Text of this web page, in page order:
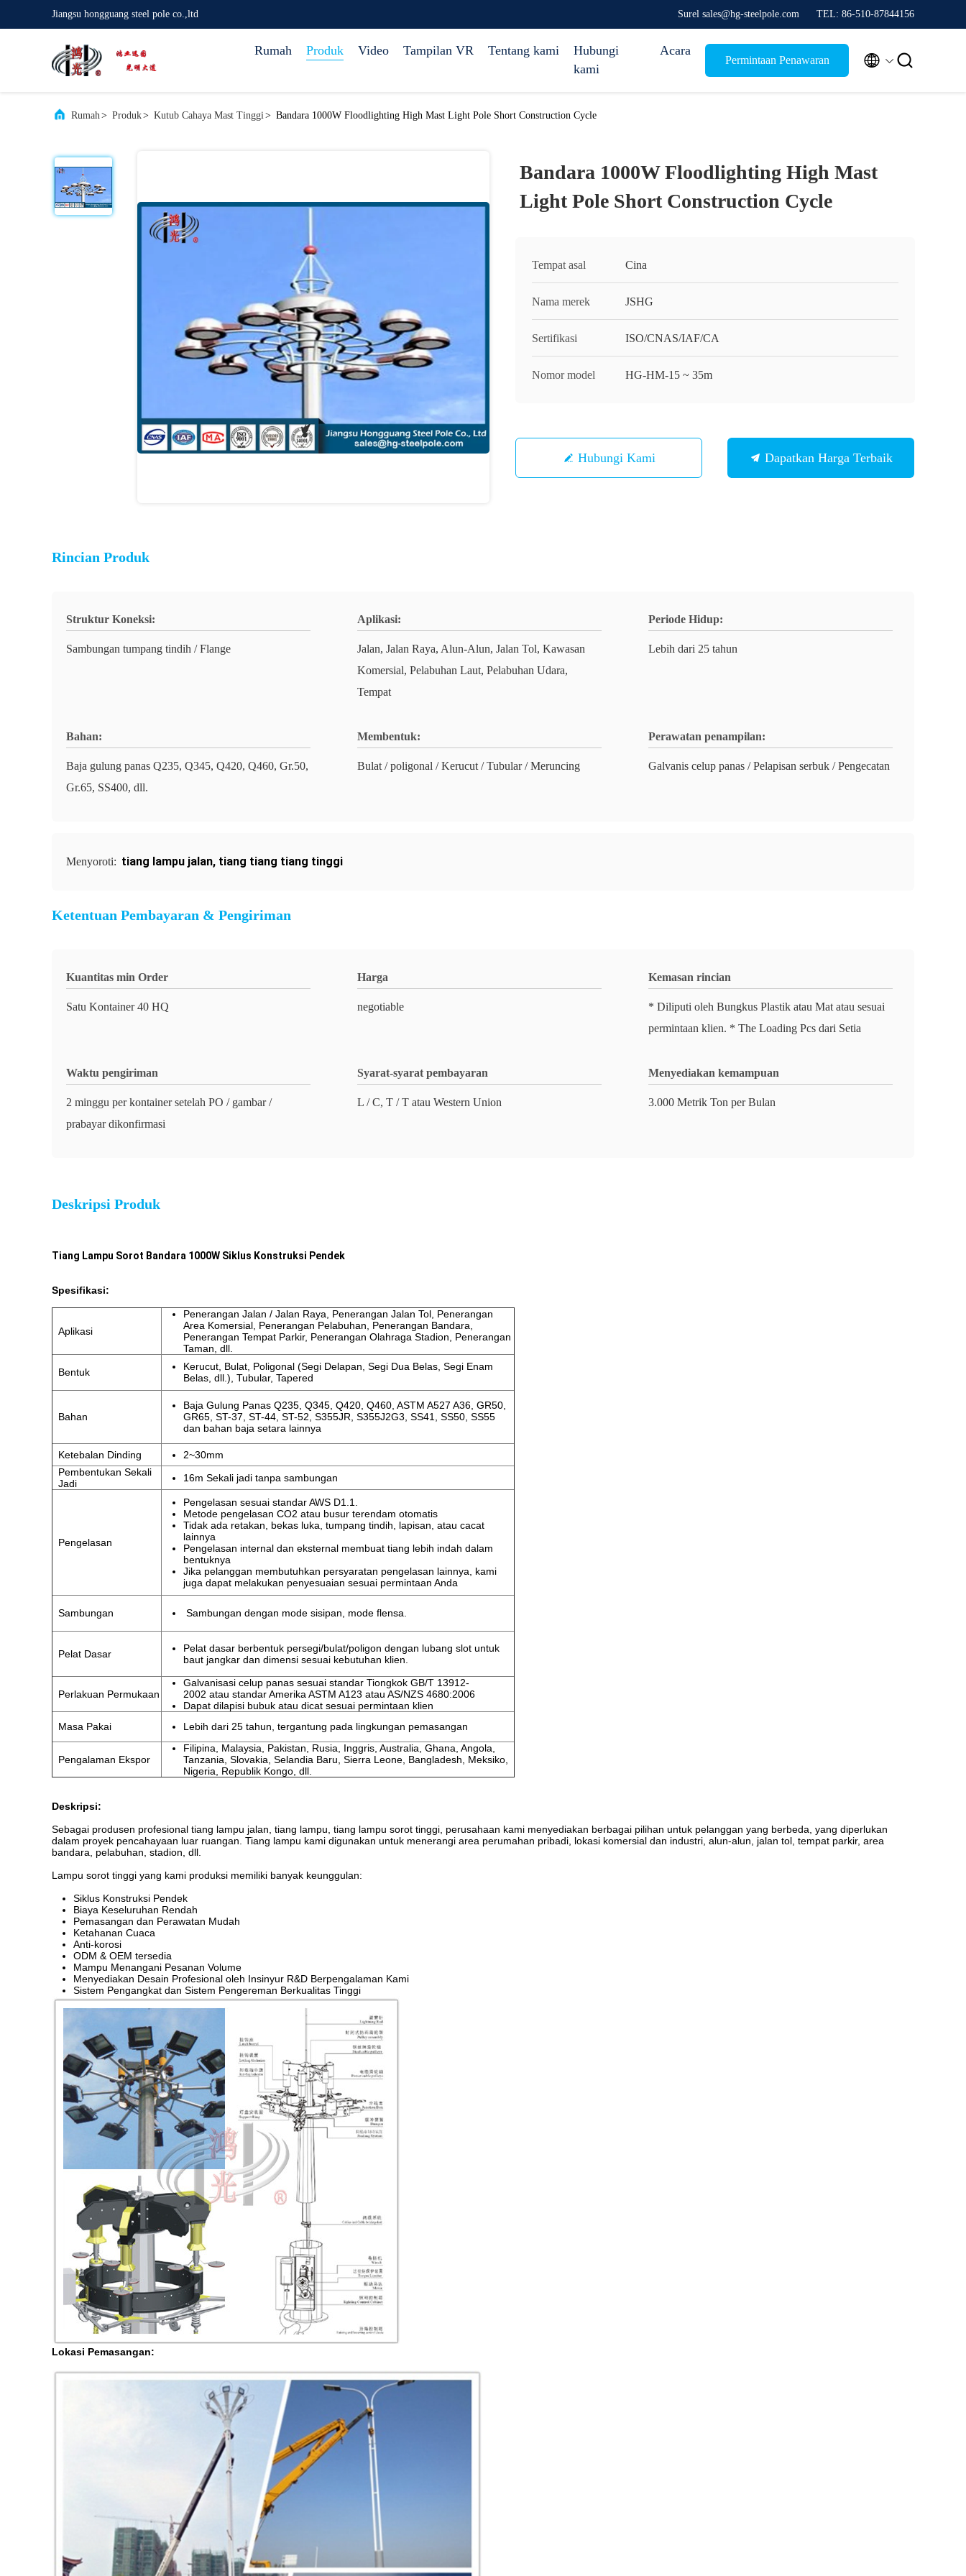
Jiangsu hongguang steel pole co.,ltd Surel sales@hg-steelpole.com TEL: 86-510-87844156
Rumah Produk Video Tampilan VR Tentang kami
Hubungi
kami
Acara
Permintaan Penawaran  
Rumah> Produk> Kutub Cahaya Mast Tinggi> Bandara 1000W Floodlighting High Mast Light Pole Short Construction Cycle
Bandara 1000W Floodlighting High Mast
Light Pole Short Construction Cycle
Tempat asal Cina
Nama merek JSHG
Sertifikasi ISO/CNAS/IAF/CA
Nomor model HG-HM-15 ~ 35m
Hubungi Kami Dapatkan Harga Terbaik
Rincian Produk
Struktur Koneksi:
Sambungan tumpang tindih / Flange
Aplikasi:
Jalan, Jalan Raya, Alun-Alun, Jalan Tol, Kawasan
Komersial, Pelabuhan Laut, Pelabuhan Udara,
Tempat
Periode Hidup:
Lebih dari 25 tahun
Bahan:
Baja gulung panas Q235, Q345, Q420, Q460, Gr.50,
Gr.65, SS400, dll.
Membentuk:
Bulat / poligonal / Kerucut / Tubular / Meruncing
Perawatan penampilan:
Galvanis celup panas / Pelapisan serbuk / Pengecatan
Menyoroti: tiang lampu jalan, tiang tiang tiang tinggi
Ketentuan Pembayaran & Pengiriman
Kuantitas min Order
Satu Kontainer 40 HQ
Harga
negotiable
Kemasan rincian
* Diliputi oleh Bungkus Plastik atau Mat atau sesuai
permintaan klien. * The Loading Pcs dari Setia
Waktu pengiriman
2 minggu per kontainer setelah PO / gambar /
prabayar dikonfirmasi
Syarat-syarat pembayaran
L / C, T / T atau Western Union
Menyediakan kemampuan
3.000 Metrik Ton per Bulan
Deskripsi Produk
Tiang Lampu Sorot Bandara 1000W Siklus Konstruksi Pendek
Spesifikasi:
Aplikasi
Penerangan Jalan / Jalan Raya, Penerangan Jalan Tol, Penerangan
Area Komersial, Penerangan Pelabuhan, Penerangan Bandara,
Penerangan Tempat Parkir, Penerangan Olahraga Stadion, Penerangan
Taman, dll.
Bentuk
Kerucut, Bulat, Poligonal (Segi Delapan, Segi Dua Belas, Segi Enam
Belas, dll.), Tubular, Tapered
Bahan
Baja Gulung Panas Q235, Q345, Q420, Q460, ASTM A527 A36, GR50,
GR65, ST-37, ST-44, ST-52, S355JR, S355J2G3, SS41, SS50, SS55
dan bahan baja setara lainnya
Ketebalan Dinding
2~30mm
Pembentukan Sekali
Jadi
16m Sekali jadi tanpa sambungan
Pengelasan
Pengelasan sesuai standar AWS D1.1.
Metode pengelasan CO2 atau busur terendam otomatis
Tidak ada retakan, bekas luka, tumpang tindih, lapisan, atau cacat
lainnya
Pengelasan internal dan eksternal membuat tiang lebih indah dalam
bentuknya
Jika pelanggan membutuhkan persyaratan pengelasan lainnya, kami
juga dapat melakukan penyesuaian sesuai permintaan Anda
Sambungan Sambungan dengan mode sisipan, mode flensa.
Pelat Dasar
Pelat dasar berbentuk persegi/bulat/poligon dengan lubang slot untuk
baut jangkar dan dimensi sesuai kebutuhan klien.
Perlakuan Permukaan
Galvanisasi celup panas sesuai standar Tiongkok GB/T 13912-
2002 atau standar Amerika ASTM A123 atau AS/NZS 4680:2006
Dapat dilapisi bubuk atau dicat sesuai permintaan klien
Masa Pakai
Lebih dari 25 tahun, tergantung pada lingkungan pemasangan
Pengalaman Ekspor
Filipina, Malaysia, Pakistan, Rusia, Inggris, Australia, Ghana, Angola,
Tanzania, Slovakia, Selandia Baru, Sierra Leone, Bangladesh, Meksiko,
Nigeria, Republik Kongo, dll.
Deskripsi:
Sebagai produsen profesional tiang lampu jalan, tiang lampu, tiang lampu sorot tinggi, perusahaan kami menyediakan berbagai pilihan untuk pelanggan yang berbeda, yang diperlukan
dalam proyek pencahayaan luar ruangan. Tiang lampu kami digunakan untuk menerangi area perumahan pribadi, lokasi komersial dan industri, alun-alun, jalan tol, tempat parkir, area
bandara, pelabuhan, stadion, dll.
Lampu sorot tinggi yang kami produksi memiliki banyak keunggulan:
Siklus Konstruksi Pendek
Biaya Keseluruhan Rendah
Pemasangan dan Perawatan Mudah
Ketahanan Cuaca
Anti-korosi
ODM & OEM tersedia
Mampu Menangani Pesanan Volume
Menyediakan Desain Profesional oleh Insinyur R&D Berpengalaman Kami
Sistem Pengangkat dan Sistem Pengereman Berkualitas Tinggi
Lokasi Pemasangan: